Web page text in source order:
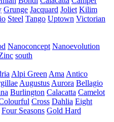
Grunge Jacquard Joliet Kilim
Steel Tango Uptown Victorian
Nanoconcept Nanoevolution
south
Alpi Green Ama Antico
Augustus Aurora Bellagio
Burlington Calacatta Camelot
Cross Dahlia Eight
Four Seasons Gold Hard